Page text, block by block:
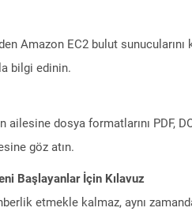
Amazon EC2 bulut
bilgi edinin.
dosya formatlarını PDF,
göz atın.
Başlayanlar İçin Kılavuz
etmekle kalmaz, aynı